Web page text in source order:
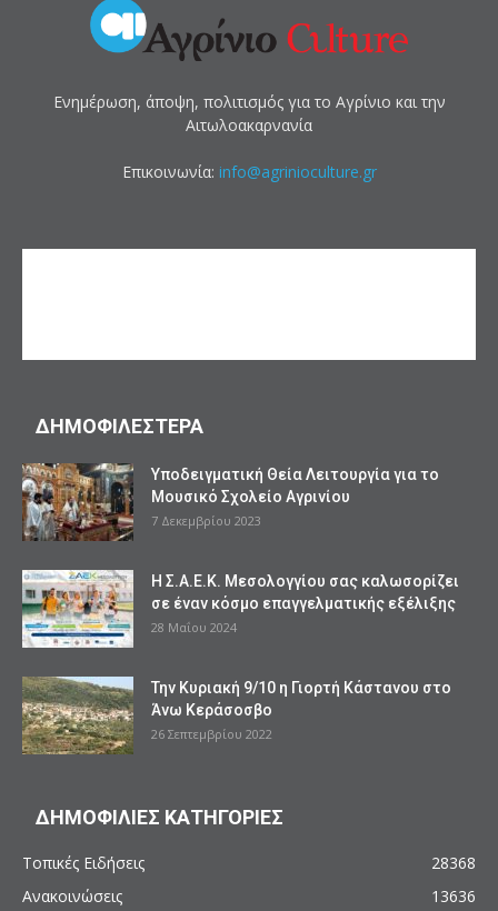
Ενημέρωση, άποψη, πολιτισμός για το Αγρίνιο και την
Αιτωλοακαρνανία
Επικοινωνία: info@agrinioculture.gr
ΔΗΜΟΦΙΛΕΣΤΕΡΑ
Υποδειγματική Θεία Λειτουργία για το
Μουσικό Σχολείο Αγρινίου
7 Δεκεμβρίου 2023
Η Σ.Α.Ε.Κ. Μεσολογγίου σας καλωσορίζει
σε έναν κόσμο επαγγελματικής εξέλιξης
28 Μαΐου 2024
Την Κυριακή 9/10 η Γιορτή Κάστανου στο
Άνω Κεράσοσβο
26 Σεπτεμβρίου 2022
ΔΗΜΟΦΙΛΙΕΣ ΚΑΤΗΓΟΡΙΕΣ
Τοπικές Ειδήσεις
28368
Ανακοινώσεις
13636